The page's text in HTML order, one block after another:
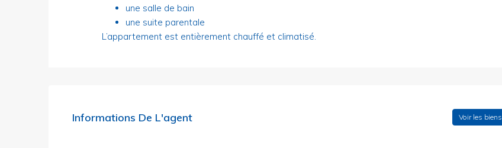
une salle de bain
une suite parentale
L’appartement est entièrement chauffé et climatisé.
Informations De L'agent Voir les biens